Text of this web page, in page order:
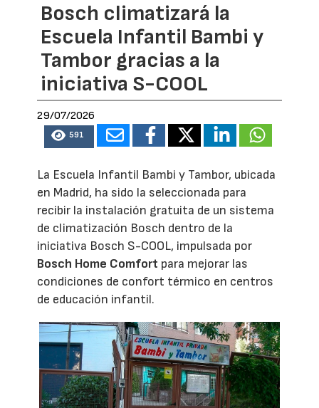
Bosch climatizará la
Escuela Infantil Bambi y
Tambor gracias a la
iniciativa S-COOL
29/07/2026
591
La Escuela Infantil Bambi y Tambor, ubicada
en Madrid, ha sido la seleccionada para
recibir la instalación gratuita de un sistema
de climatización Bosch dentro de la
iniciativa Bosch S-COOL, impulsada por
Bosch Home Comfort para mejorar las
condiciones de confort térmico en centros
de educación infantil.